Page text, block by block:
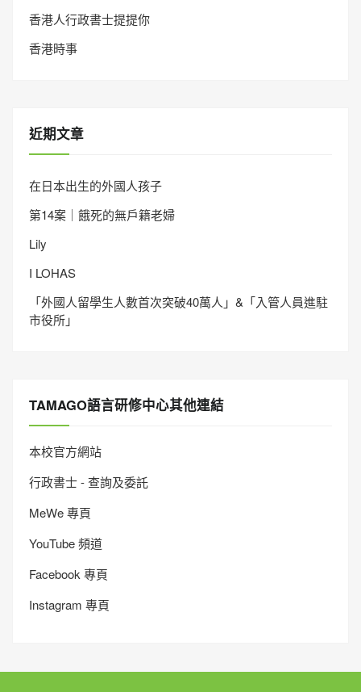
香港人行政書士提提你
香港時事
近期文章
在日本出生的外國人孩子
第14案｜餓死的無戶籍老婦
Lily
I LOHAS
「外國人留學生人數首次突破40萬人」&「入管人員進駐
市役所」
TAMAGO語言研修中心其他連結
本校官方網站
行政書士 - 查詢及委託
MeWe 專頁
YouTube 頻道
Facebook 專頁
Instagram 專頁